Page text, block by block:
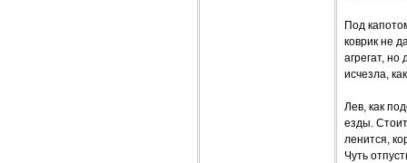
Под
коврик не
агрегат,
исчезла,
Лев, как
езды.
ленится,
Чуть